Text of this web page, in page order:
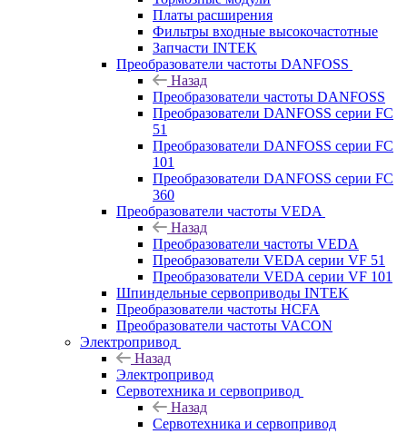
Платы расширения
Фильтры входные высокочастотные
Запчасти INTEK
Преобразователи частоты DANFOSS
Назад
Преобразователи частоты DANFOSS
Преобразователи DANFOSS серии FC
51
Преобразователи DANFOSS серии FC
101
Преобразователи DANFOSS серии FC
360
Преобразователи частоты VEDA
Назад
Преобразователи частоты VEDA
Преобразователи VEDA серии VF 51
Преобразователи VEDA серии VF 101
Шпиндельные сервоприводы INTEK
Преобразователи частоты HCFA
Преобразователи частоты VACON
Электропривод
Назад
Электропривод
Сервотехника и сервопривод
Назад
Сервотехника и сервопривод